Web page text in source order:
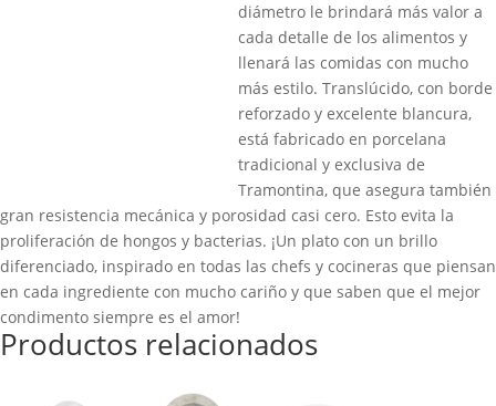
diámetro le brindará más valor a
cada detalle de los alimentos y
llenará las comidas con mucho
más estilo. Translúcido, con borde
reforzado y excelente blancura,
está fabricado en porcelana
tradicional y exclusiva de
Tramontina, que asegura también
gran resistencia mecánica y porosidad casi cero. Esto evita la
proliferación de hongos y bacterias. ¡Un plato con un brillo
diferenciado, inspirado en todas las chefs y cocineras que piensan
en cada ingrediente con mucho cariño y que saben que el mejor
condimento siempre es el amor!
Productos relacionados